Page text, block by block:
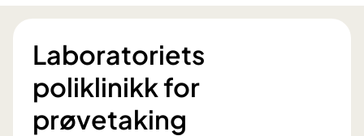
Laboratoriets
poliklinikk for
prøvetaking